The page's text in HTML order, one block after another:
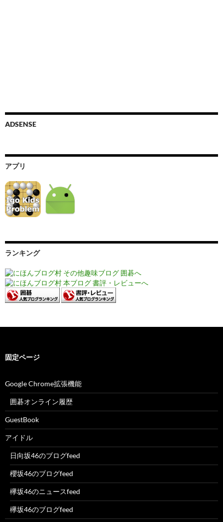
ADSENSE
アプリ
ランキング
固定ページ
Google Chrome拡張機能
囲碁オンライン履歴
GuestBook
アイドル
日向坂46のブログfeed
櫻坂46のブログfeed
欅坂46のニュースfeed
欅坂46のブログfeed